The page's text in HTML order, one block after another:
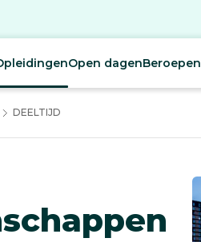
Open dagenBeroepen
DEELTIJD